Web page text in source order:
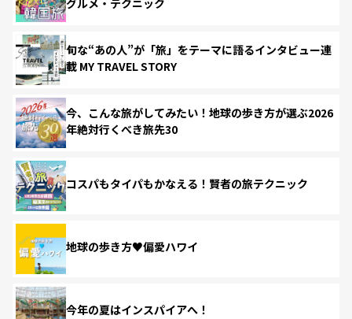
旬な“あの人”が「旅」をテーマに語るインタビュー連
載 MY TRAVEL STORY
今、こんな旅がしてみたい！地球の歩き方が選ぶ2026
年絶対行くべき旅先30
コスパもタイパもかなえる！賢者の旅テクニック
地球の歩き方♥偏愛ハワイ
今年の夏はインスパイアへ！